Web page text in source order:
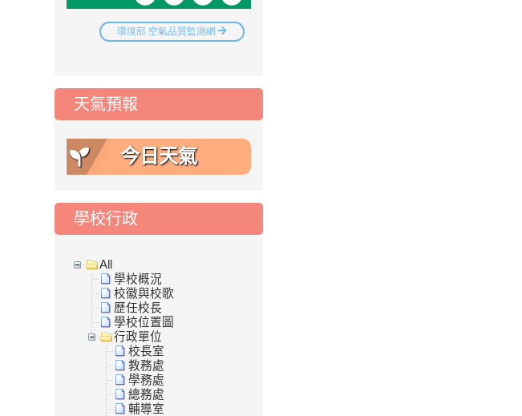
天氣預報
今日天氣
學校行政
All
學校概況
校徽與校歌
歷任校長
學校位置圖
行政單位
校長室
教務處
學務處
總務處
輔導室